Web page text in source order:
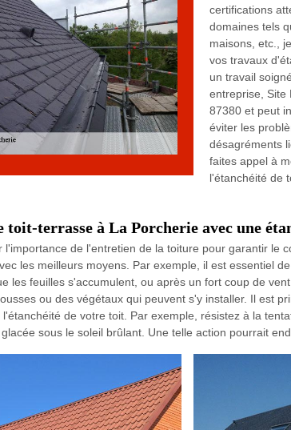
certifications
domaines tels
maisons, etc.,
vos travaux
un travail
entreprise, Site
87380 et peut
éviter les
désagréments
faites appel à
l'étanchéité de
toit-terrasse à La Porcherie avec une
l'importance de l'entretien de la toiture pour garantir le
les meilleurs moyens. Par exemple, il est essentiel
les feuilles s'accumulent, ou après un fort coup de
ou des végétaux qui peuvent s'y installer. Il est
de votre toit. Par exemple, résistez à la
sous le soleil brûlant. Une telle action pourrait